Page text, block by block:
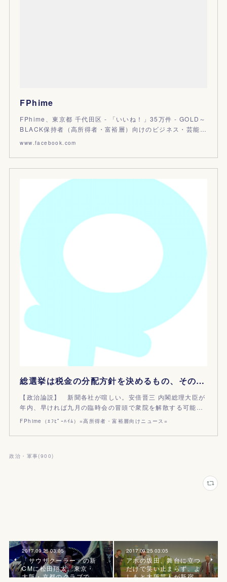
FPhime
FPhime、東京都 千代田区 - 「いいね！」35万件 - GOLD～
BLACK保持者（高所得者・富裕層）向けのビジネス・芸能…
www.facebook.com
総選挙は税金の分配方針を決めるもの、その政党は自身にメリットがあるか
【政治論説】 新聞各社が喧しい。安倍晋三 内閣総理大臣が
年内、早ければ九月の臨時会の冒頭で衆院を解散する可能…
FPhime（ｴﾌﾋﾟｰﾊｲﾑ）=高所得者・富裕層向けニュース=
政治・軍事(900)
2017.09.26 03:05
「サウザクーラー」の新
CMに松田翔太、東京・
大阪・京都のクラブで…
2017.09.25 03:05
アホの坂田、舞台に立つ
だけで笑い止まらず、よ
しもと大阪芸人が新宿…